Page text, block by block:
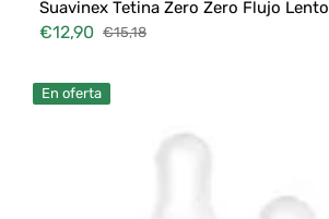
Suavinex Tetina Zero Zero Flujo Lento
Precio
venta
€12,90
Precio
€15,18
Tetina
Simétrica
En oferta